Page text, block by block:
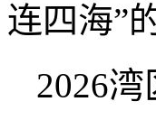
连四海”
2026